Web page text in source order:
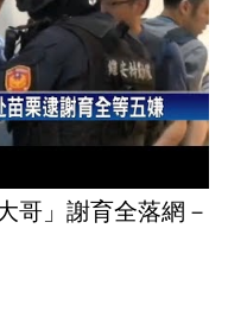
哥」謝育全落網－